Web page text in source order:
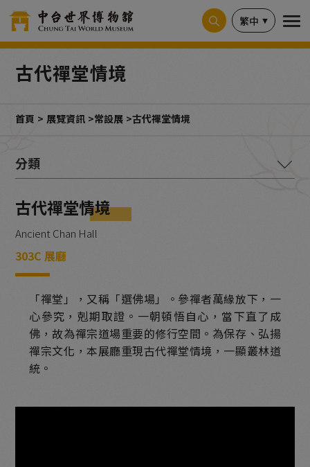
繁中
古代禪堂情境
首頁 展覽資訊 常設展 古代禪堂情境
古道遺韻-印度佛教造像
寶相莊嚴-歷代石刻造像
千載豐碑-造像碑與佛教碑拓
銘記寫真-古人的生命歷程
翔龍嘉蓮-青州模式造像
古冀遺風-漢白玉佛教造像
古代禪堂情境
Ancient Chan Hall
303C 展廳
「禪堂」，又稱「選佛場」。參禪者萬緣放下，一
心參究，剋期取證。一朝頓悟自心，當下直了成
佛，故為禪宗道場重要的修行空間。為保存、弘揚
禪宗文化，本展廳重現古代禪堂情境，一顯叢林道
統。
Cookie管理面板